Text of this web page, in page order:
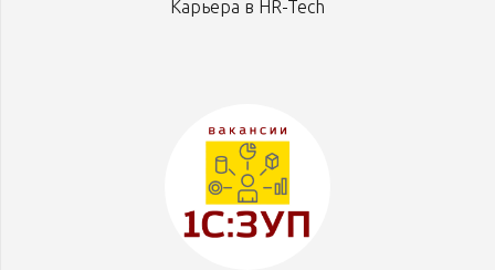
Карьера в HR-Tech